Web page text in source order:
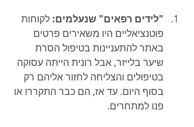
"לידים רפאים" שנעלמים: לקוחות
פוטנציאליים היו משאירים פרטים
באתר להתעניינות בטיפול הסרת
שיער בלייזר, אבל רונית הייתה עסוקה
בטיפולים והצליחה לחזור אליהם רק
בסוף היום. עד אז, הם כבר התקררו או
פנו למתחרים.